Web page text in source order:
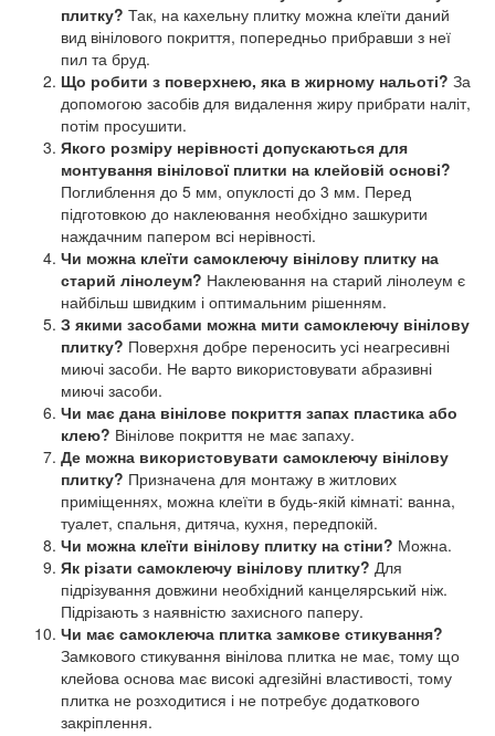
плитку? Так, на кахельну плитку можна клеїти даний
вид вінілового покриття, попередньо прибравши з неї
пил та бруд.
Що робити з поверхнею, яка в жирному нальоті? За
допомогою засобів для видалення жиру прибрати наліт,
потім просушити.
Якого розміру нерівності допускаються для
монтування вінілової плитки на клейовій основі?
Поглиблення до 5 мм, опуклості до 3 мм. Перед
підготовкою до наклеювання необхідно зашкурити
наждачним папером всі нерівності.
Чи можна клеїти самоклеючу вінілову плитку на
старий лінолеум? Наклеювання на старий лінолеум є
найбільш швидким і оптимальним рішенням.
З якими засобами можна мити самоклеючу вінілову
плитку? Поверхня добре переносить усі неагресивні
миючі засоби. Не варто використовувати абразивні
миючі засоби.
Чи має дана вінілове покриття запах пластика або
клею? Вінілове покриття не має запаху.
Де можна використовувати самоклеючу вінілову
плитку? Призначена для монтажу в житлових
приміщеннях, можна клеїти в будь-якій кімнаті: ванна,
туалет, спальня, дитяча, кухня, передпокій.
Чи можна клеїти вінілову плитку на стіни? Можна.
Як різати самоклеючу вінілову плитку? Для
підрізування довжини необхідний канцелярський ніж.
Підрізають з наявністю захисного паперу.
Чи має самоклеюча плитка замкове стикування?
Замкового стикування вінілова плитка не має, тому що
клейова основа має високі адгезійні властивості, тому
плитка не розходитися і не потребує додаткового
закріплення.